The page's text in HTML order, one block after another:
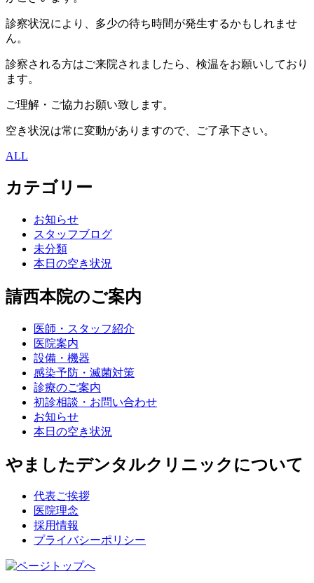
診察状況により、多少の待ち時間が発生するかもしれませ
ん。
診察される方はご来院されましたら、検温をお願いしており
ます。
ご理解・ご協力お願い致します。
空き状況は常に変動がありますので、ご了承下さい。
ALL
カテゴリー
お知らせ
スタッフブログ
未分類
本日の空き状況
請西本院のご案内
医師・スタッフ紹介
医院案内
設備・機器
感染予防・滅菌対策
診療のご案内
初診相談・お問い合わせ
お知らせ
本日の空き状況
やましたデンタルクリニックについて
代表ご挨拶
医院理念
採用情報
プライバシーポリシー